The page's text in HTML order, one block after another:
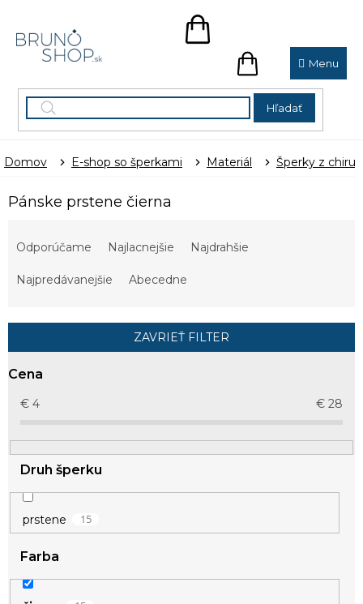
obsah
Hľadať
NÁKUPNÝ
NÁKUPNÝ
KOŠÍK
Domov E-shop so šperkami Materiál Šperky z
Pánske prstene čierna
p
r
k
t
v
Odporúčame Najlacnejšie Najdrahšie
Najpredávanejšie Abecedne
ZAVRIEŤ FILTER
Cena
€ 4 € 28
Druh šperku
prstene 15
Farba